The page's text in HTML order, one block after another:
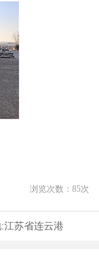
浏览次数： 85次
江苏省连云港